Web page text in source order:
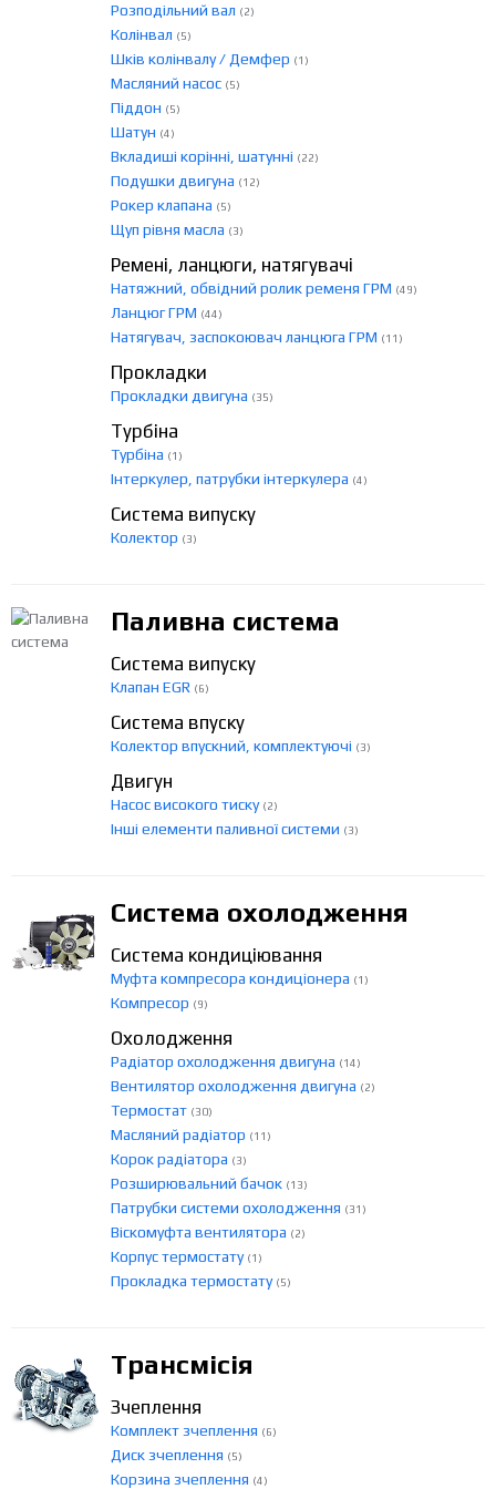
Розподільний вал (2)
Колінвал (5)
Шків колінвалу / Демфер (1)
Масляний насос (5)
Піддон (5)
Шатун (4)
Вкладиші корінні, шатунні (22)
Подушки двигуна (12)
Рокер клапана (5)
Щуп рівня масла (3)
Ремені, ланцюги, натягувачі
Натяжний, обвідний ролик ременя ГРМ (49)
Ланцюг ГРМ (44)
Натягувач, заспокоювач ланцюга ГРМ (11)
Прокладки
Прокладки двигуна (35)
Турбіна
Турбіна (1)
Інтеркулер, патрубки інтеркулера (4)
Система випуску
Колектор (3)
Паливна система
Система випуску
Клапан EGR (6)
Система впуску
Колектор впускний, комплектуючі (3)
Двигун
Насос високого тиску (2)
Інші елементи паливної системи (3)
Система охолодження
Система кондиціювання
Муфта компресора кондиціонера (1)
Компресор (9)
Охолодження
Радіатор охолодження двигуна (14)
Вентилятор охолодження двигуна (2)
Термостат (30)
Масляний радіатор (11)
Корок радіатора (3)
Розширювальний бачок (13)
Патрубки системи охолодження (31)
Віскомуфта вентилятора (2)
Корпус термостату (1)
Прокладка термостату (5)
Трансмісія
Зчеплення
Комплект зчеплення (6)
Диск зчеплення (5)
Корзина зчеплення (4)